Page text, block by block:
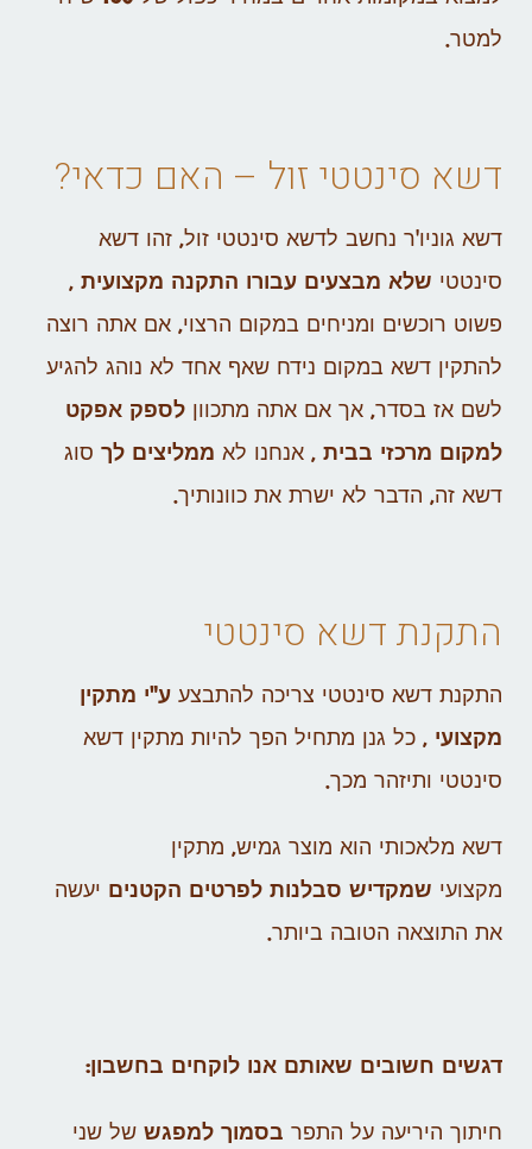
למטר.
דשא סינטטי זול – האם כדאי?
דשא גוניו'ר נחשב לדשא סינטטי זול, זהו דשא
סינטטי שלא מבצעים עבורו התקנה מקצועית ,
פשוט רוכשים ומניחים במקום הרצוי, אם אתה רוצה
להתקין דשא במקום נידח שאף אחד לא נוהג להגיע
לשם אז בסדר, אך אם אתה מתכוון לספק אפקט
למקום מרכזי בבית , אנחנו לא ממליצים לך סוג
דשא זה, הדבר לא ישרת את כוונותיך.
התקנת דשא סינטטי
התקנת דשא סינטטי צריכה להתבצע ע"י מתקין
מקצועי , כל גנן מתחיל הפך להיות מתקין דשא
סינטטי ותיזהר מכך.
דשא מלאכותי הוא מוצר גמיש, מתקין
מקצועי שמקדיש סבלנות לפרטים הקטנים יעשה
את התוצאה הטובה ביותר.
דגשים חשובים שאותם אנו לוקחים בחשבון:
חיתוך היריעה על התפר בסמוך למפגש של שני